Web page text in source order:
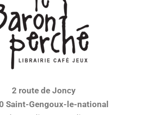
2 route de Joncy
Saint-Gengoux-le-national